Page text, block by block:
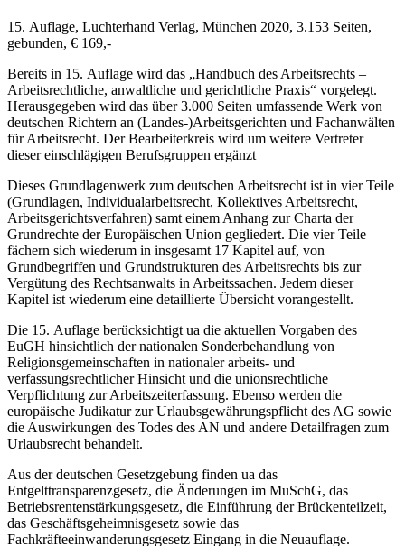
15. Auflage, Luchterhand Verlag, München 2020, 3.153 Seiten,
gebunden, € 169,-
Bereits in 15. Auflage wird das „Handbuch des Arbeitsrechts –
Arbeitsrechtliche, anwaltliche und gerichtliche Praxis“ vorgelegt.
Herausgegeben wird das über 3.000 Seiten umfassende Werk von
deutschen Richtern an (Landes-)Arbeitsgerichten und Fachanwälten
für Arbeitsrecht. Der Bearbeiterkreis wird um weitere Vertreter
dieser einschlägigen Berufsgruppen ergänzt
Dieses Grundlagenwerk zum deutschen Arbeitsrecht ist in vier Teile
(Grundlagen, Individualarbeitsrecht, Kollektives Arbeitsrecht,
Arbeitsgerichtsverfahren) samt einem Anhang zur Charta der
Grundrechte der Europäischen Union gegliedert. Die vier Teile
fächern sich wiederum in insgesamt 17 Kapitel auf, von
Grundbegriffen und Grundstrukturen des Arbeitsrechts bis zur
Vergütung des Rechtsanwalts in Arbeitssachen. Jedem dieser
Kapitel ist wiederum eine detaillierte Übersicht vorangestellt.
Die 15. Auflage berücksichtigt ua die aktuellen Vorgaben des
EuGH hinsichtlich der nationalen Sonderbehandlung von
Religionsgemeinschaften in nationaler arbeits- und
verfassungsrechtlicher Hinsicht und die unionsrechtliche
Verpflichtung zur Arbeitszeiterfassung. Ebenso werden die
europäische Judikatur zur Urlaubsgewährungspflicht des AG sowie
die Auswirkungen des Todes des AN und andere Detailfragen zum
Urlaubsrecht behandelt.
Aus der deutschen Gesetzgebung finden ua das
Entgelttransparenzgesetz, die Änderungen im MuSchG, das
Betriebsrentenstärkungsgesetz, die Einführung der Brückenteilzeit,
das Geschäftsgeheimnisgesetz sowie das
Fachkräfteeinwanderungsgesetz Eingang in die Neuauflage.